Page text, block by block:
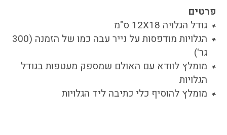
פרטים
גודל הגלויה 12X18 ס"מ
הגלויות מודפסות על נייר עבה כמו של הזמנה (300
גר')
מומלץ לוודא עם האולם שמספק מעטפות בגודל
הגלויות
מומלץ להוסיף כלי כתיבה ליד הגלויות